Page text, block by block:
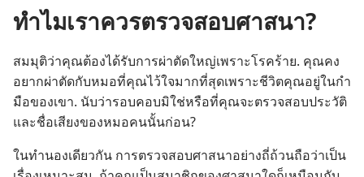
ทำไมเราควรตรวจสอบศาสนา?
สมมุติว่าคุณต้องได้รับการผ่าตัดใหญ่เพราะโรคร้าย. คุณคง
อยากผ่าตัดกับหมอที่คุณไว้ใจมากที่สุดเพราะชีวิตคุณอยู่ในกำ
มือของเขา. นับว่ารอบคอบมิใช่หรือที่คุณจะตรวจสอบประวัติ
และชื่อเสียงของหมอคนนั้นก่อน?
ในทำนองเดียวกัน การตรวจสอบศาสนาอย่างถี่ถ้วนถือว่าเป็น